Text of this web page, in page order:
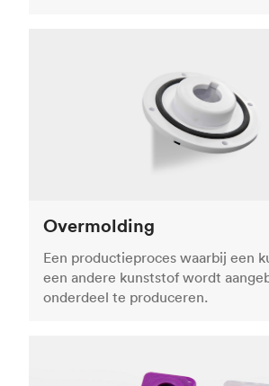
Overmolding
Een productieproces waarbij een
een andere kunststof wordt
onderdeel te produceren.